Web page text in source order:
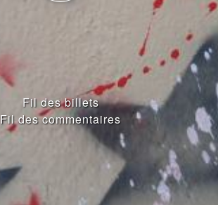
Fil des billets
Fil des commentaires